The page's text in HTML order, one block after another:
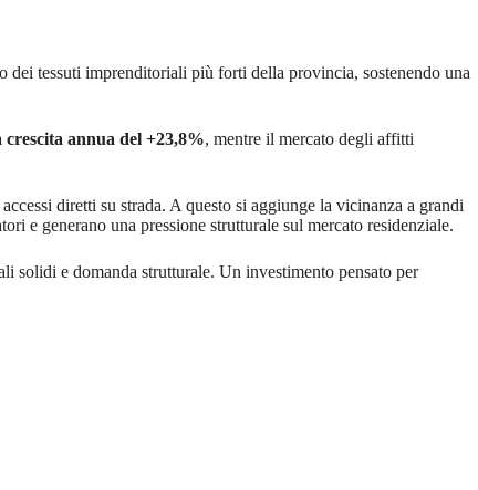
dei tessuti imprenditoriali più forti della provincia, sostenendo una
annua del +23,8%, mentre il mercato degli affitti
diretti su strada. A questo si aggiunge la vicinanza a grandi
e generano una pressione strutturale sul mercato residenziale.
solidi e domanda strutturale. Un investimento pensato per